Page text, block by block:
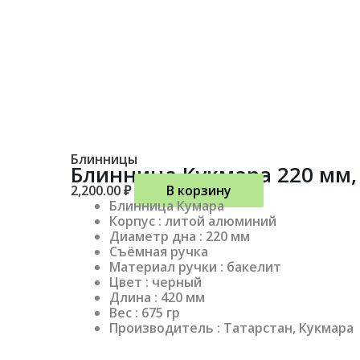
Блинницы
Блинница Кукмара 220
2,200.00₽
В корзину
Блинница Кумара
Корпус : литой алюминий
Диаметр дна : 220 мм
Съёмная ручка
Материал ручки : бакелит
Цвет : черный
Длина : 420 мм
Вес : 675 гр
Производитель : Татарстан, Кукмара